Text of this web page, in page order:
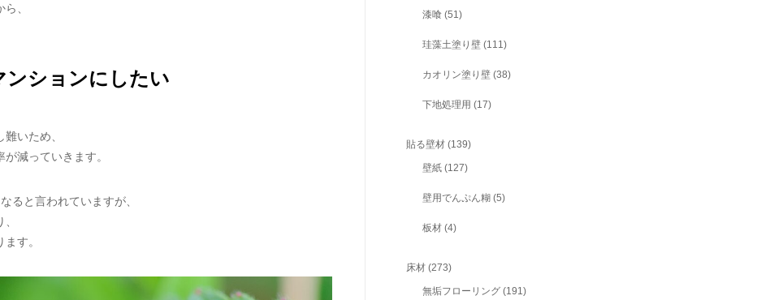
、
ンションにしたい
いため、
減っていきます。
ると言われていますが、
す。
漆喰 (51)
珪藻土塗り壁 (111)
カオリン塗り壁 (38)
下地処理用 (17)
貼る壁材 (139)
壁紙 (127)
壁用でんぷん糊 (5)
板材 (4)
床材 (273)
無垢フローリング (191)